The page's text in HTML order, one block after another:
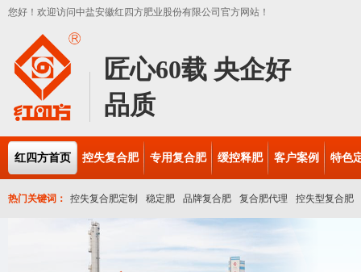
您好！欢迎访问中盐安徽红四方肥业股份有限公司官方网站！
匠心60载 央企好
品质
全国大型控失肥生产厂家
红四方首页 控失复合肥 专用复合肥 缓控释肥 客户案例 特色
热门关键词： 控失复合肥定制 稳定肥 品牌复合肥 复合肥代理 控失型复合肥